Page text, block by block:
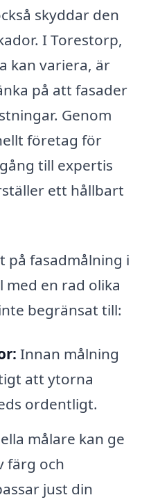
skyddar den
I Torestorp,
kan variera, är
på att fasader
Genom
företag för
till expertis
ett hållbart
på fasadmålning i
en rad olika
begränsat till:
Innan målning
att ytorna
ordentligt.
målare kan ge
färg och
just din